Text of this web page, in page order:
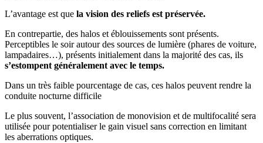
L’avantage est que la vision des reliefs est préservée.
En contrepartie, des halos et éblouissements sont présents.
Perceptibles le soir autour des sources de lumière (phares de voiture,
lampadaires…), présents initialement dans la majorité des cas, ils
s’estompent généralement avec le temps.
Dans un très faible pourcentage de cas, ces halos peuvent rendre la
conduite nocturne difficile
Le plus souvent, l’association de monovision et de multifocalité sera
utilisée pour potentialiser le gain visuel sans correction en limitant
les aberrations optiques.